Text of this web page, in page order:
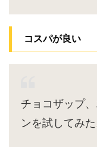
コスパが良い
チョコザップ
ンを試してみた